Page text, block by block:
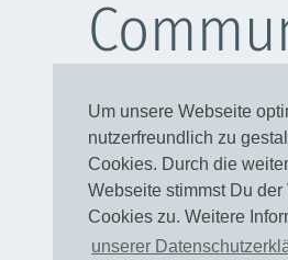
Um unsere Webseite
nutzerfreundlich zu
Cookies. Durch die
Webseite stimmst Du
Cookies zu. Weitere
unserer
Kleider
Blusen
Taschen